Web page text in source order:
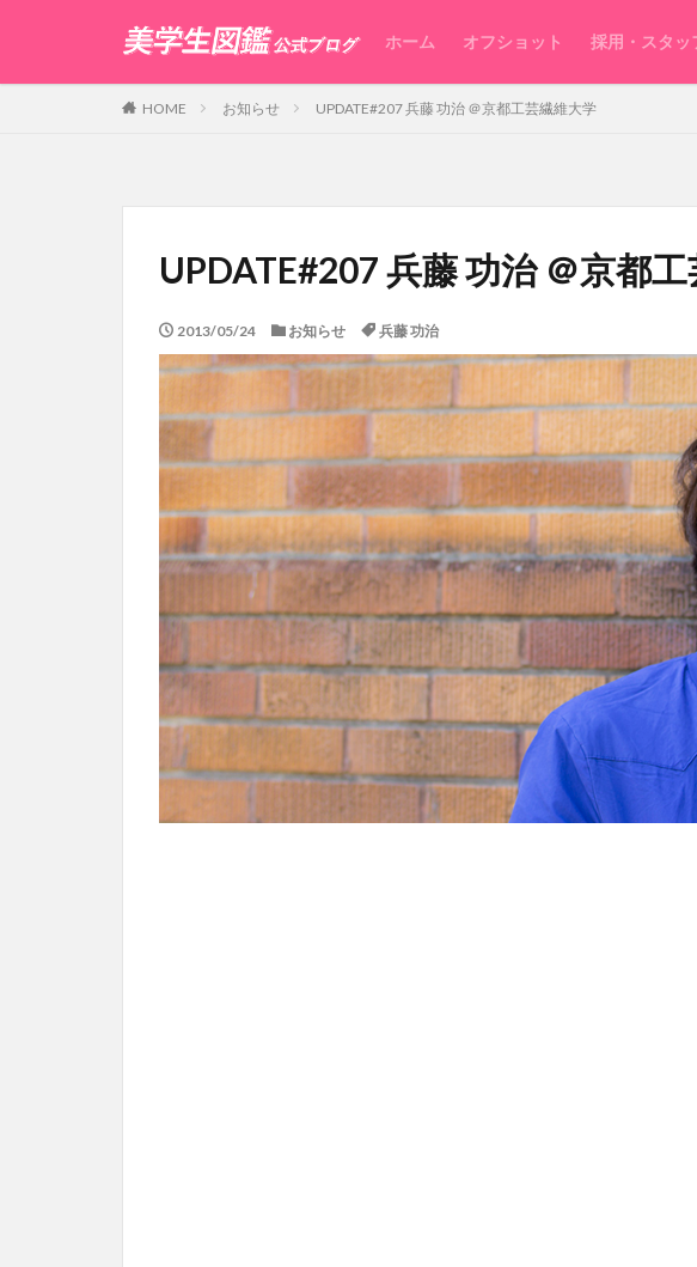
ホーム オフショット 採用・スタッ
HOME お知らせ UPDATE#207 兵藤 功治 ＠京都工芸繊維大学
UPDATE#207 兵藤 功治 ＠京都
2013/05/24 お知らせ 兵藤 功治